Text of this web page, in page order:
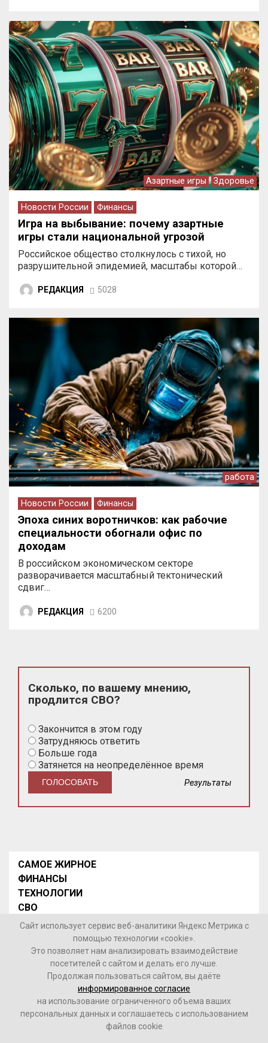
Азартные игры Здоровье
Новости России Финансы
Игра на выбывание: почему азартные
игры стали национальной угрозой
Российское общество столкнулось с тихой, но
разрушительной эпидемией, масштабы которой…
РЕДАКЦИЯ 5028
работа
Новости России Финансы
Эпоха синих воротничков: как рабочие
специальности обогнали офис по
доходам
В российском экономическом секторе
разворачивается масштабный тектонический
сдвиг…
РЕДАКЦИЯ 6200
Сколько, по вашему мнению,
продлится СВО?
Закончится в этом году
Затрудняюсь ответить
Больше года
Затянется на неопределённое время
Результаты
САМОЕ ЖИРНОЕ
ФИНАНСЫ
ТЕХНОЛОГИИ
СВО
НОВОСТИ В МИРЕ
НОВОСТИ РОССИИ
Контакты
© 2026 Интернет-газета «МедиаЖир» -Согласие
пользователя на обработку данных
16+
Сайт использует сервис веб-аналитики Яндекс Метрика с
помощью технологии «cookie».
Это позволяет нам анализировать взаимодействие
посетителей с сайтом и делать его лучше.
Продолжая пользоваться сайтом, вы даёте
информированное согласие
на использование ограниченного объема ваших
персональных данных и соглашаетесь с использованием
файлов cookie